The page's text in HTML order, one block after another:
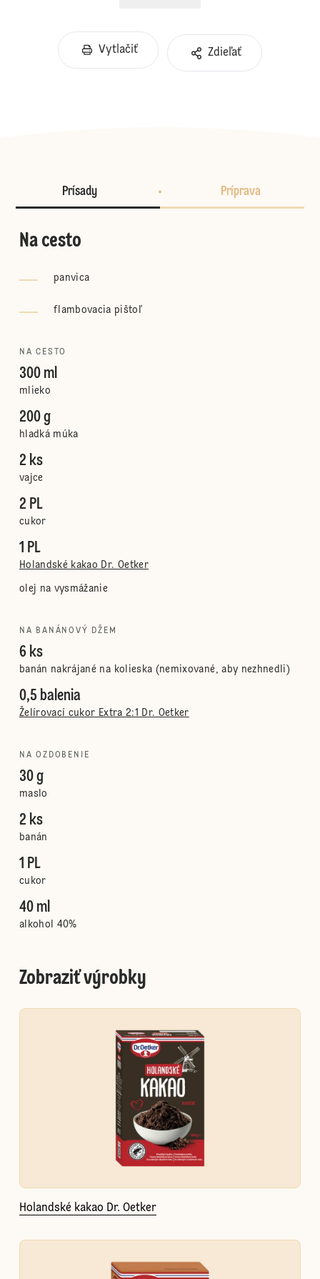
Vytlačiť Zdieľať
Prísady Príprava
Na cesto
panvica
flambovacia pištoľ
NA CESTO
300 ml
mlieko
200 g
hladká múka
2 ks
vajce
2 PL
cukor
1 PL
Holandské kakao Dr. Oetker
olej na vysmážanie
NA BANÁNOVÝ DŽEM
6 ks
banán nakrájané na kolieska (nemixované, aby nezhnedli)
0,5 balenia
Želírovací cukor Extra 2:1 Dr. Oetker
NA OZDOBENIE
30 g
maslo
2 ks
banán
1 PL
cukor
40 ml
alkohol 40%
Zobraziť výrobky
Holandské kakao Dr. Oetker